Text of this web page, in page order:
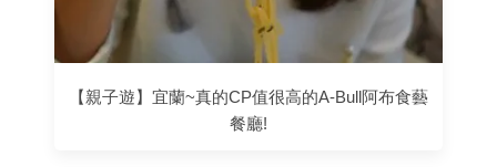
【親子遊】宜蘭~真的CP值很高的A-Bull阿布食藝
餐廳!